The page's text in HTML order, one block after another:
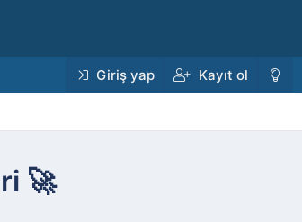
Giriş yap Kayıt ol
🚀